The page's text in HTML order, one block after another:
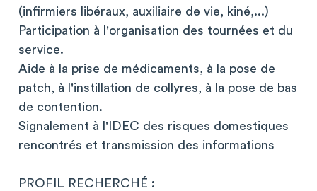
(infirmiers libéraux, auxiliaire de vie, kiné,...)
Participation à l'organisation des tournées et du
service.
Aide à la prise de médicaments, à la pose de
patch, à l'instillation de collyres, à la pose de bas
de contention.
Signalement à l'IDEC des risques domestiques
rencontrés et transmission des informations
PROFIL RECHERCHÉ :